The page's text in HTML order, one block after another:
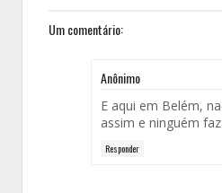
Um comentário:
Anônimo
E aqui em Belém,
assim e ninguém
Responder